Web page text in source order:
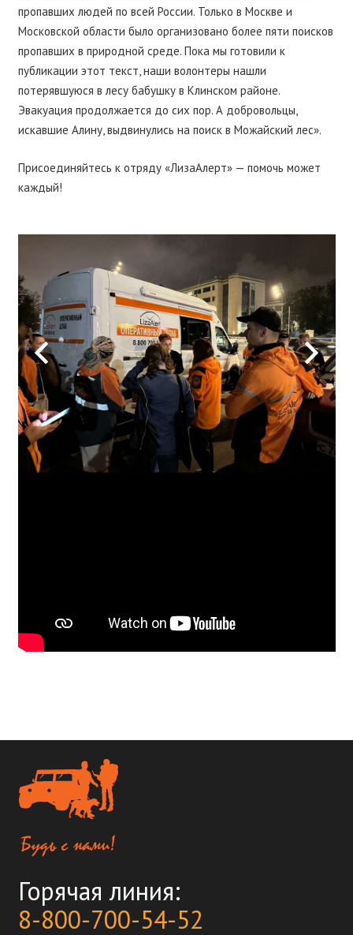
пропавших людей по всей России. Только в Москве и
Московской области было организовано более пяти поисков
пропавших в природной среде. Пока мы готовили к
публикации этот текст, наши волонтеры нашли
потерявшуюся в лесу бабушку в Клинском районе.
Эвакуация продолжается до сих пор. А добровольцы,
искавшие Алину, выдвинулись на поиск в Можайский лес».
Присоединяйтесь к отряду «ЛизаАлерт» — помочь может
каждый!
Горячая линия:
8-800-700-54-52